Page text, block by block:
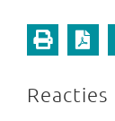
Reacties